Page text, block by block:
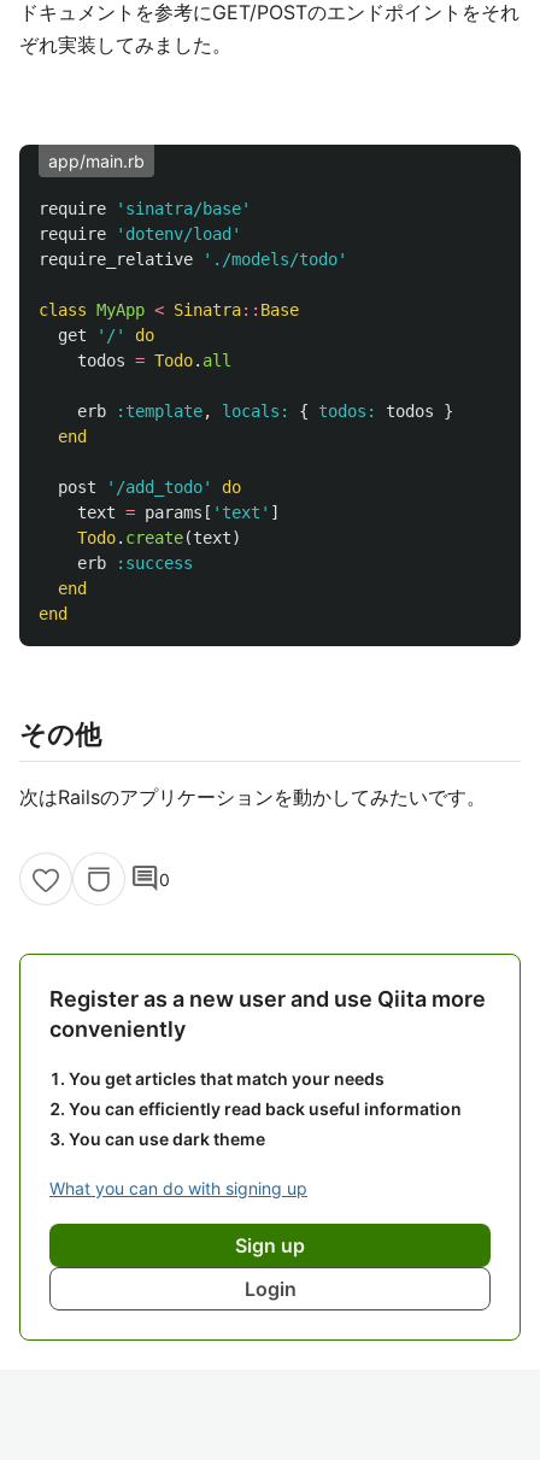
ドキュメントを参考にGET/POSTのエンドポイントをそれ
ぞれ実装してみました。
app/main.rb
require
'sinatra/base'
require
'dotenv/load'
require_relative
'./models/todo'
class MyApp < Sinatra:: Base
get
'/'
do
todos = Todo. all
erb :template, locals: { todos: todos
}
end
post '/add_todo'
do
text = params [ 'text' ]
Todo. create(text)
erb
:success
end
end
その他
次はRailsのアプリケーションを動かしてみたいです。
comment0
Register as a new user and use Qiita more
conveniently
You get articles that match your needs
You can efficiently read back useful information
You can use dark theme
What you can do with signing up
Sign up
Login